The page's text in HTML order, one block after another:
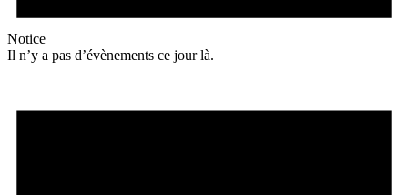
Notice
Il n’y a pas d’évènements ce jour là.